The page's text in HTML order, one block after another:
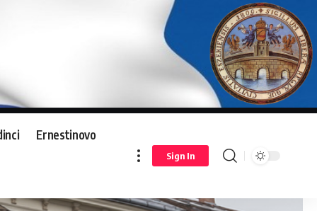
Ernestinovo
Sign In